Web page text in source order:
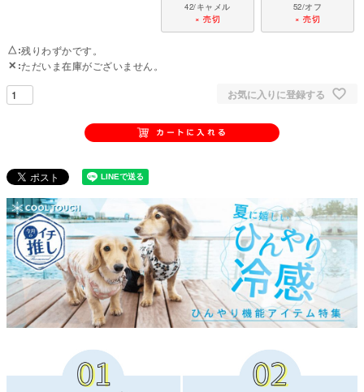
42/キャメル
× 売切
52/オフ
× 売切
△ 残りわずかです。
✕ ただいま在庫がございません。
お気に入りに登録する